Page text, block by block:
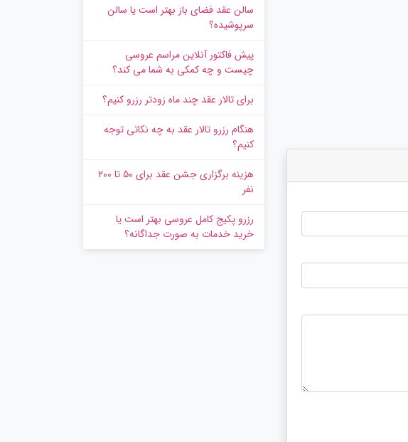
سالن عقد فضای باز بهتر است یا سالن
سرپوشیده؟
پیش‌ فاکتور آنلاین مراسم عروسی
چیست و چه کمکی به شما می کند؟
برای تالار عقد چند ماه زودتر رزرو کنیم؟
هنگام رزرو تالار عقد به چه نکاتی توجه
کنیم؟
هزینه برگزاری جشن عقد برای ۵۰ تا ۲۰۰
نفر
رزرو پکیج کامل عروسی بهتر است یا
خرید خدمات به‌ صورت جداگانه؟